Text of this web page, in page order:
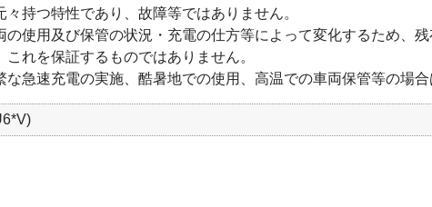
持つ特性であり、故障等ではありません。
の使用及び保管の状況・充電の仕方等によって変化するため、
れを保証するものではありません。
急速充電の実施、酷暑地での使用、高温での車両保管等の場合